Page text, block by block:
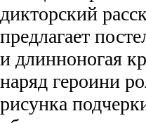
дикторский
предлагает
и длинноногая
наряд героини
рисунка